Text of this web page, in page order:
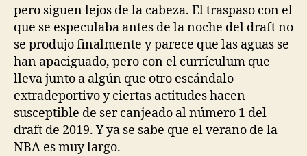
pero siguen lejos de la cabeza. El traspaso con el
que se especulaba antes de la noche del draft no
se produjo finalmente y parece que las aguas se
han apaciguado, pero con el currículum que
lleva junto a algún que otro escándalo
extradeportivo y ciertas actitudes hacen
susceptible de ser canjeado al número 1 del
draft de 2019. Y ya se sabe que el verano de la
NBA es muy largo.